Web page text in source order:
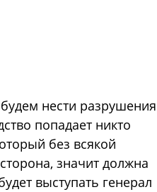
нести разрушения
попадает никто
без всякой
значит должна
выступать генерал